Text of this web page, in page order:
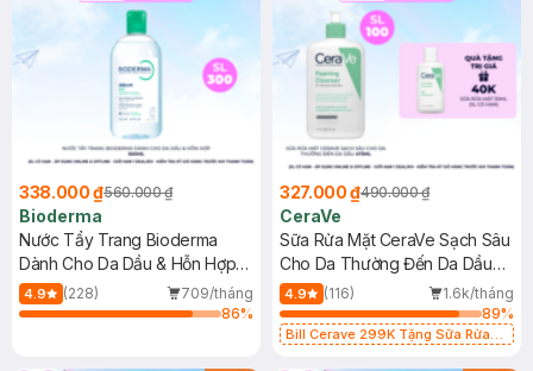
338.000 ₫560.000 ₫
Bioderma
Nước Tẩy Trang Bioderma
Dành Cho Da Dầu & Hỗn Hợp
500ml
4.9 (228)
709/tháng
86%
327.000 ₫490.000 ₫
CeraVe
Sữa Rửa Mặt CeraVe Sạch Sâu
Cho Da Thường Đến Da Dầu
473ml
4.9 (116)
1.6k/tháng
89%
Bill Cerave 299K Tặng Sữa Rửa